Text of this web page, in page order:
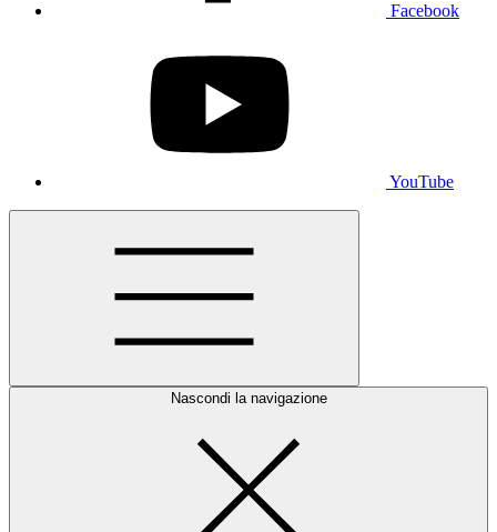
Facebook
YouTube
Nascondi la navigazione